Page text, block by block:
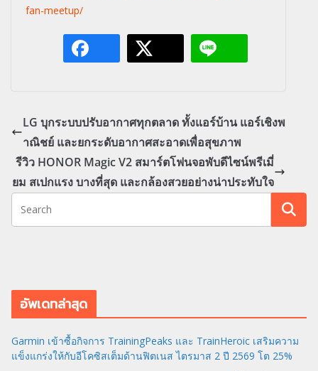
fan-meetup/
LG บุกระบบปรับอากาศทุกตลาด ทั้งแอร์บ้าน แอร์เชิงพ
าณิชย์ และยกระดับอากาศสะอาดเพื่อสุขภาพ
รีวิว HONOR Magic V2 สมาร์ตโฟนจอพับดีไซน์พรีเมี่
ยม สเปกแรง บางที่สุด และกล้องสวยอย่างน่าประทับใจ
อัพเดทล่าสุด
Garmin เข้าซื้อกิจการ TrainingPeaks และ TrainHeroic เสริมความ
แข็งแกร่งให้กับอีโคซิสเต็มด้านฟิตเนส ไตรมาส 2 ปี 2569 โต 25%